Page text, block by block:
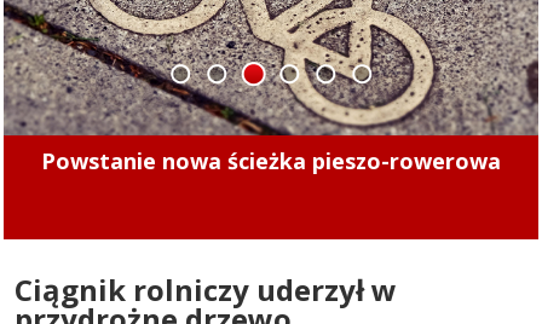
Powstanie nowa ścieżka pieszo-rowerowa
1 2 3 4 5 6
Ciągnik rolniczy uderzył w